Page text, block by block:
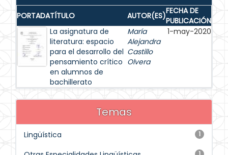
PORTADATÍTULO AUTOR(ES)FECHA DE
PUBLICACIÓN
La asignatura de
literatura: espacio
para el desarrollo del
pensamiento crítico
en alumnos de
bachillerato
María
Alejandra
Castillo
Olvera
1-may-2020
Temas
1
Lingüística